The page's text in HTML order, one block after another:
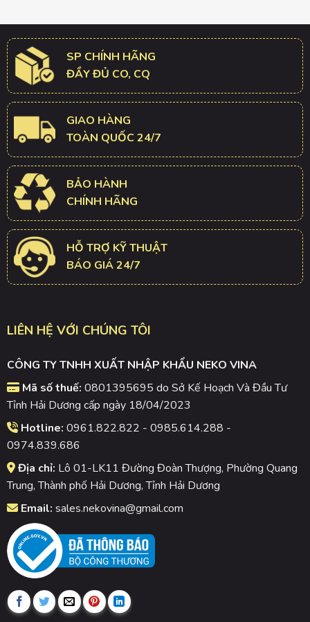
SP CHÍNH HÃNG
ĐẦY ĐỦ CO, CQ
GIAO HÀNG
TOÀN QUỐC 24/7
BẢO HÀNH
CHÍNH HÃNG
HỖ TRỢ KỸ THUẬT
BÁO GIÁ 24/7
LIÊN HỆ VỚI CHÚNG TÔI
CÔNG TY TNHH XUẤT NHẬP KHẨU NEKO VINA
Mã số thuế: 0801395695 do Sở Kế Hoạch Và Đầu Tư
Tỉnh Hải Dương cấp ngày 18/04/2023
Hotline: 0961.822.822 - 0985.614.288 -
0974.839.686
Địa chỉ: Lô 01-LK11 Đường Đoàn Thượng, Phường Quang
Trung, Thành phố Hải Dương, Tỉnh Hải Dương
Email: sales.nekovina@gmail.com